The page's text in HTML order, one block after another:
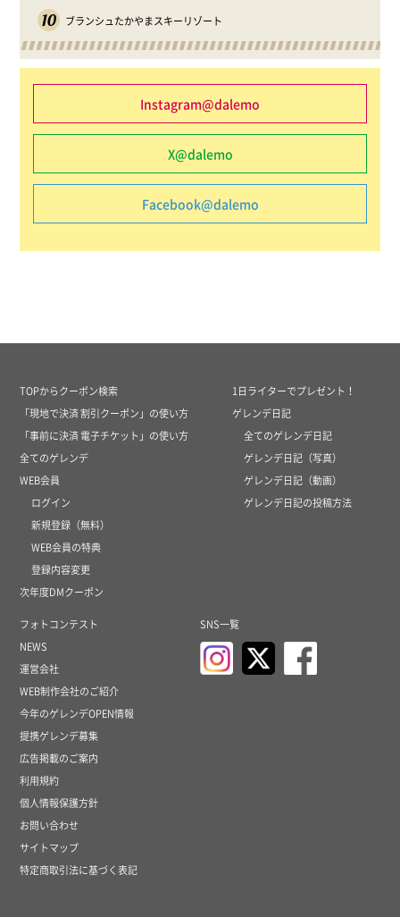
10 ブランシュたかやまスキーリゾート
Instagram@dalemo
X@dalemo
Facebook@dalemo
TOPからクーポン検索
「現地で決済 割引クーポン」の使い方
「事前に決済 電子チケット」の使い方
全てのゲレンデ
WEB会員
ログイン
新規登録（無料）
WEB会員の特典
登録内容変更
次年度DMクーポン
1日ライターでプレゼント！
ゲレンデ日記
全てのゲレンデ日記
ゲレンデ日記（写真）
ゲレンデ日記（動画）
ゲレンデ日記の投稿方法
フォトコンテスト
NEWS
運営会社
WEB制作会社のご紹介
今年のゲレンデOPEN情報
提携ゲレンデ募集
広告掲載のご案内
利用規約
個人情報保護方針
お問い合わせ
サイトマップ
特定商取引法に基づく表記
SNS一覧